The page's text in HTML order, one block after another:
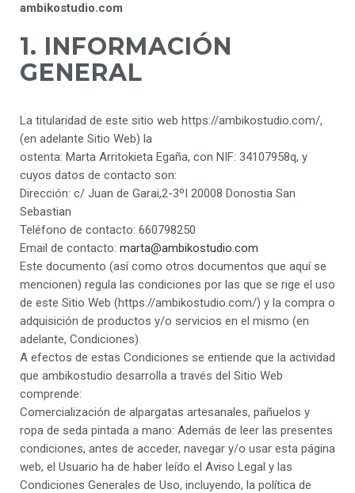
ambikostudio.com
1. INFORMACIÓN
GENERAL
La titularidad de este sitio web https://ambikostudio.com/,
(en adelante Sitio Web) la
ostenta: Marta Arritokieta Egaña, con NIF: 34107958q, y
cuyos datos de contacto son:
Dirección: c/ Juan de Garai,2-3ºI 20008 Donostia San
Sebastian
Teléfono de contacto: 660798250
Email de contacto: marta@ambikostudio.com
Este documento (así como otros documentos que aquí se
mencionen) regula las condiciones por las que se rige el uso
de este Sitio Web (https://ambikostudio.com/) y la compra o
adquisición de productos y/o servicios en el mismo (en
adelante, Condiciones).
A efectos de estas Condiciones se entiende que la actividad
que ambikostudio desarrolla a través del Sitio Web
comprende:
Comercialización de alpargatas artesanales, pañuelos y
ropa de seda pintada a mano: Además de leer las presentes
condiciones, antes de acceder, navegar y/o usar esta página
web, el Usuario ha de haber leído el Aviso Legal y las
Condiciones Generales de Uso, incluyendo, la política de